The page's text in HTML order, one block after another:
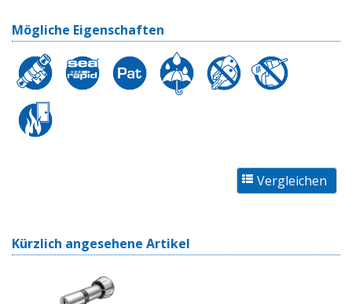
Mögliche Eigenschaften
Kürzlich angesehene Artikel